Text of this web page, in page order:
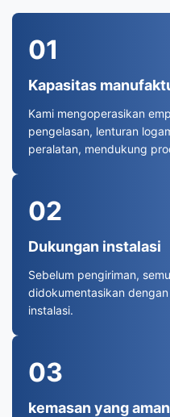
01
Kapasitas
Kami mengoperasikan
pengelasan, lenturan
peralatan, mendukung
02
Dukungan instalasi
Sebelum pengiriman,
didokumentasikan
instalasi.
03
kemasan yang aman